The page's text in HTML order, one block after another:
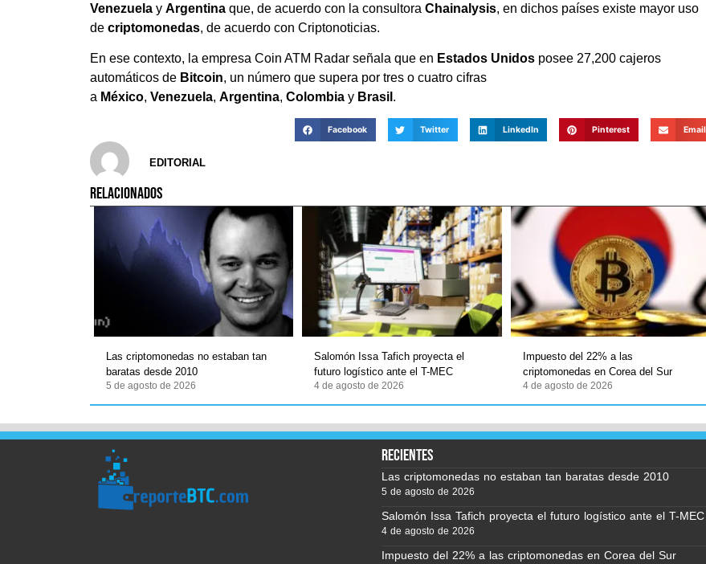
Venezuela y Argentina que, de acuerdo con la consultora Chainalysis, en dichos países existe mayor uso
de criptomonedas, de acuerdo con Criptonoticias.
En ese contexto, la empresa Coin ATM Radar señala que en Estados Unidos posee 27,200 cajeros
automáticos de Bitcoin, un número que supera por tres o cuatro cifras
a México, Venezuela, Argentina, Colombia y Brasil .
Facebook Twitter LinkedIn Pinterest Email
EDITORIAL
RELACIONADOS
Las criptomonedas no estaban tan
baratas desde 2010
5 de agosto de 2026
Salomón Issa Tafich proyecta el
futuro logístico ante el T-MEC
4 de agosto de 2026
Impuesto del 22% a las
criptomonedas en Corea del Sur
4 de agosto de 2026
recientes
Las criptomonedas no estaban tan baratas desde 2010
5 de agosto de 2026
Salomón Issa Tafich proyecta el futuro logístico ante el T-MEC
4 de agosto de 2026
Impuesto del 22% a las criptomonedas en Corea del Sur